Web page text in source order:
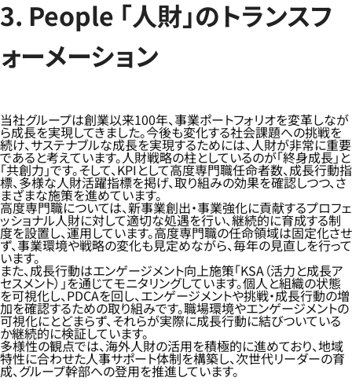
3. People 「人財」のトランスフ
ォーメーション
当社グループは創業以来100年、事業ポートフォリオを変革しなが
ら成長を実現してきました。今後も変化する社会課題への挑戦を
続け、サステナブルな成長を実現するためには、人財が非常に重要
であると考えています。人財戦略の柱としているのが「終身成長」と
「共創力」です。そして、KPIとして高度専門職任命者数、成長行動指
標、多様な人財活躍指標を掲げ、取り組みの効果を確認しつつ、さ
まざまな施策を進めています。
高度専門職については、新事業創出・事業強化に貢献するプロフェ
ッショナル人財に対して適切な処遇を行い、継続的に育成する制
度を設置し、運用しています。高度専門職の任命領域は固定化させ
ず、事業環境や戦略の変化も見定めながら、毎年の見直しを行って
います。
また、成長行動はエンゲージメント向上施策「KSA（活力と成長ア
セスメント）」を通じてモニタリングしています。個人と組織の状態
を可視化し、PDCAを回し、エンゲージメントや挑戦・成長行動の増
加を確認するための取り組みです。職場環境やエンゲージメントの
可視化にとどまらず、それらが実際に成長行動に結びついている
か継続的に検証しています。
多様性の観点では、海外人財の活用を積極的に進めており、地域
特性に合わせた人事サポート体制を構築し、次世代リーダーの育
成、グループ幹部への登用を推進しています。